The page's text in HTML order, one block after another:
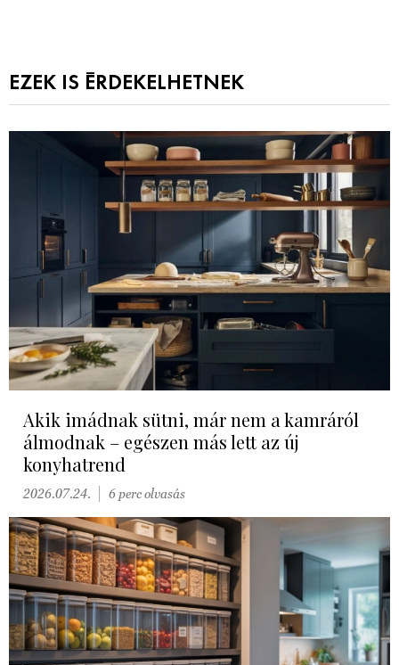
EZEK IS ÉRDEKELHETNEK
Akik imádnak sütni, már nem a kamráról
álmodnak – egészen más lett az új
konyhatrend
2026.07.24. 6 perc olvasás